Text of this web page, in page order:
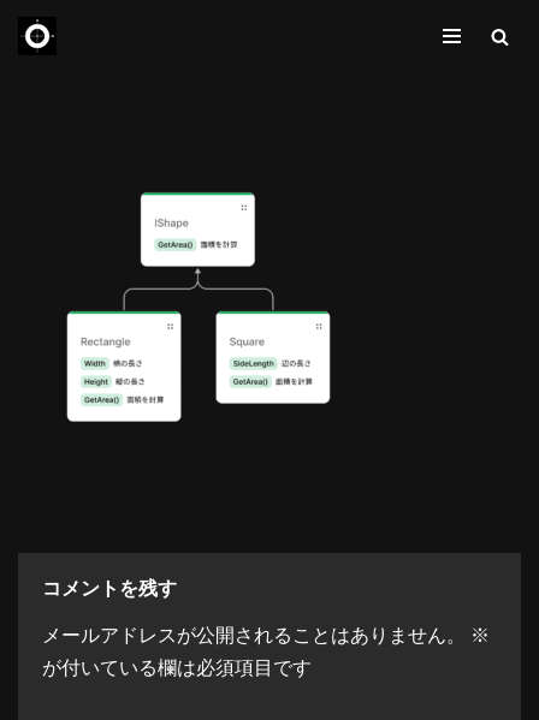
コメントを残す
メールアドレスが公開されることはありません。
※
が付いている欄は必須項目です